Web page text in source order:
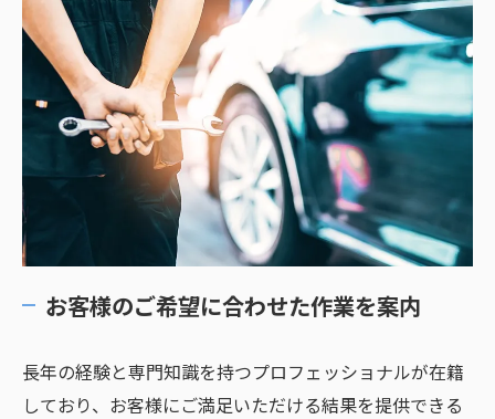
お客様のご希望に合わせた作業を案内
長年の経験と専門知識を持つプロフェッショナルが在籍
しており、お客様にご満足いただける結果を提供できる